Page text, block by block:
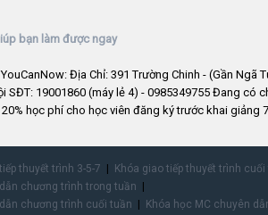
bạn làm được ngay
Địa Chỉ: 391 Trường Chinh - (Gần Ngã
SĐT: 19001860 (máy lẻ 4) - 0985349755 Đang có
học phí cho học viên đăng ký trước khai giảng
thuyết trình 3-5-7
Khóa giao tiếp thuyết trình
chương trình trong tuần
chương trình cuối tuần
Khóa học MC chuyên